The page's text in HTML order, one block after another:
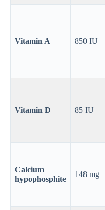
Vitamin A 850 IU
Vitamin D 85 IU
Calcium
hypophosphite
148 mg